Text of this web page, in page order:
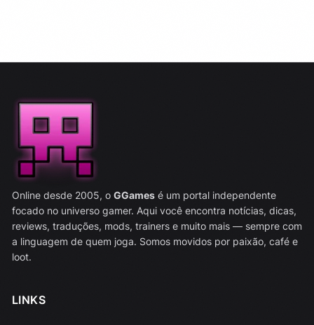
Online desde 2005, o GGamesé um portal independente
focado no universo gamer. Aqui você encontra notícias, dicas,
reviews, traduções, mods, trainers e muito mais — sempre com
a linguagem de quem joga. Somos movidos por paixão, café e
loot.
LINKS